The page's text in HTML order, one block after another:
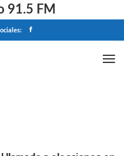
91.5 FM
a elecciones en
que se gana"